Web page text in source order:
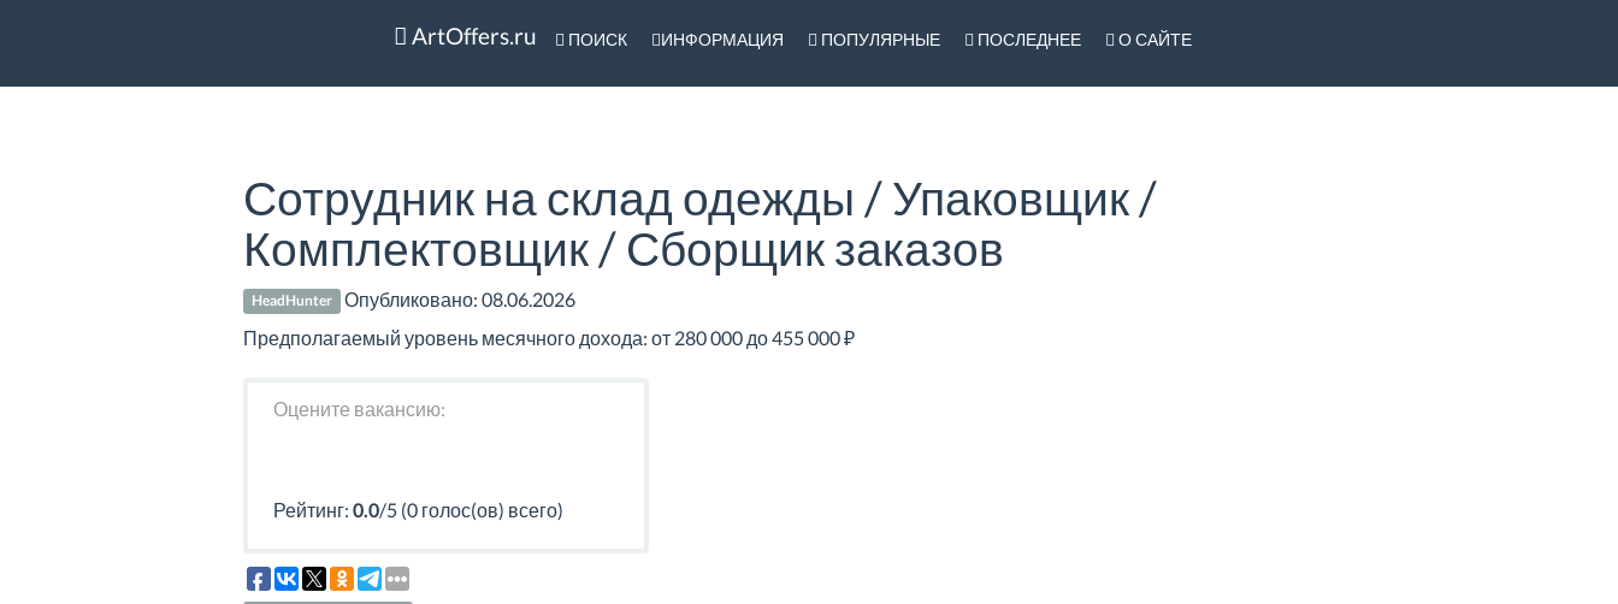
ArtOffers.ru ПОИСК ИНФОРМАЦИЯ ПОПУЛЯРНЫЕ ПОСЛЕДНЕЕ О САЙТЕ
Сотрудник на склад одежды / Упаковщик /
Комплектовщик / Сборщик заказов
HeadHunter Опубликовано:08.06.2026
Предполагаемый уровень месячного дохода: от 280 000 до 455 000 ₽
Оцените вакансию:
Рейтинг: 0.0/5 (0 голос(ов) всего)